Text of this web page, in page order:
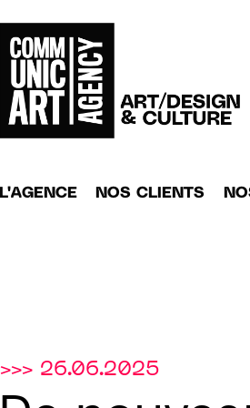
L'AGENCE NOS CLIENTS
>>> 26.06.2025